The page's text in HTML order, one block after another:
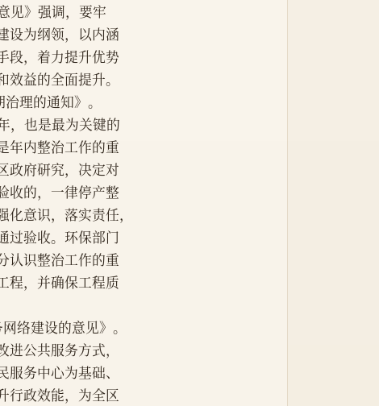
见》强调，要牢
设为纲领，以内涵
段，着力提升优势
益的全面提升。
理的通知》。
，也是最为关键的
年内整治工作的重
政府研究，决定对
收的，一律停产整
意识，落实责任，
过验收。环保部门
认识整治工作的重
程，并确保工程质
络建设的意见》。
公共服务方式，
务中心为基础、
行政效能，为全区